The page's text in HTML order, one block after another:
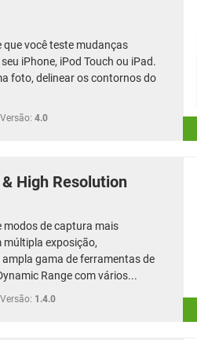
que você teste mudanças
iPhone, iPod Touch ou iPad.
foto, delinear os contornos do
Versão: 4.0
High Resolution
modos de captura mais
exposição,
gama de ferramentas de
Range com vários...
Versão: 1.4.0